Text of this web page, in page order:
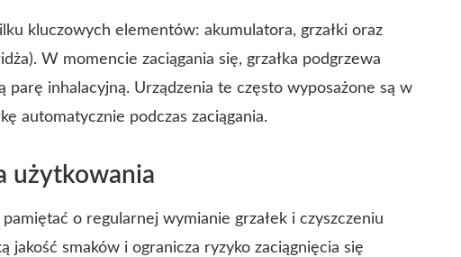
kluczowych elementów: akumulatora, grzałki oraz
W momencie zaciągania się, grzałka podgrzewa
parę inhalacyjną. Urządzenia te często wyposażone są w
automatycznie podczas zaciągania.
użytkowania
o regularnej wymianie grzałek i czyszczeniu
jakość smaków i ogranicza ryzyko zaciągnięcia się